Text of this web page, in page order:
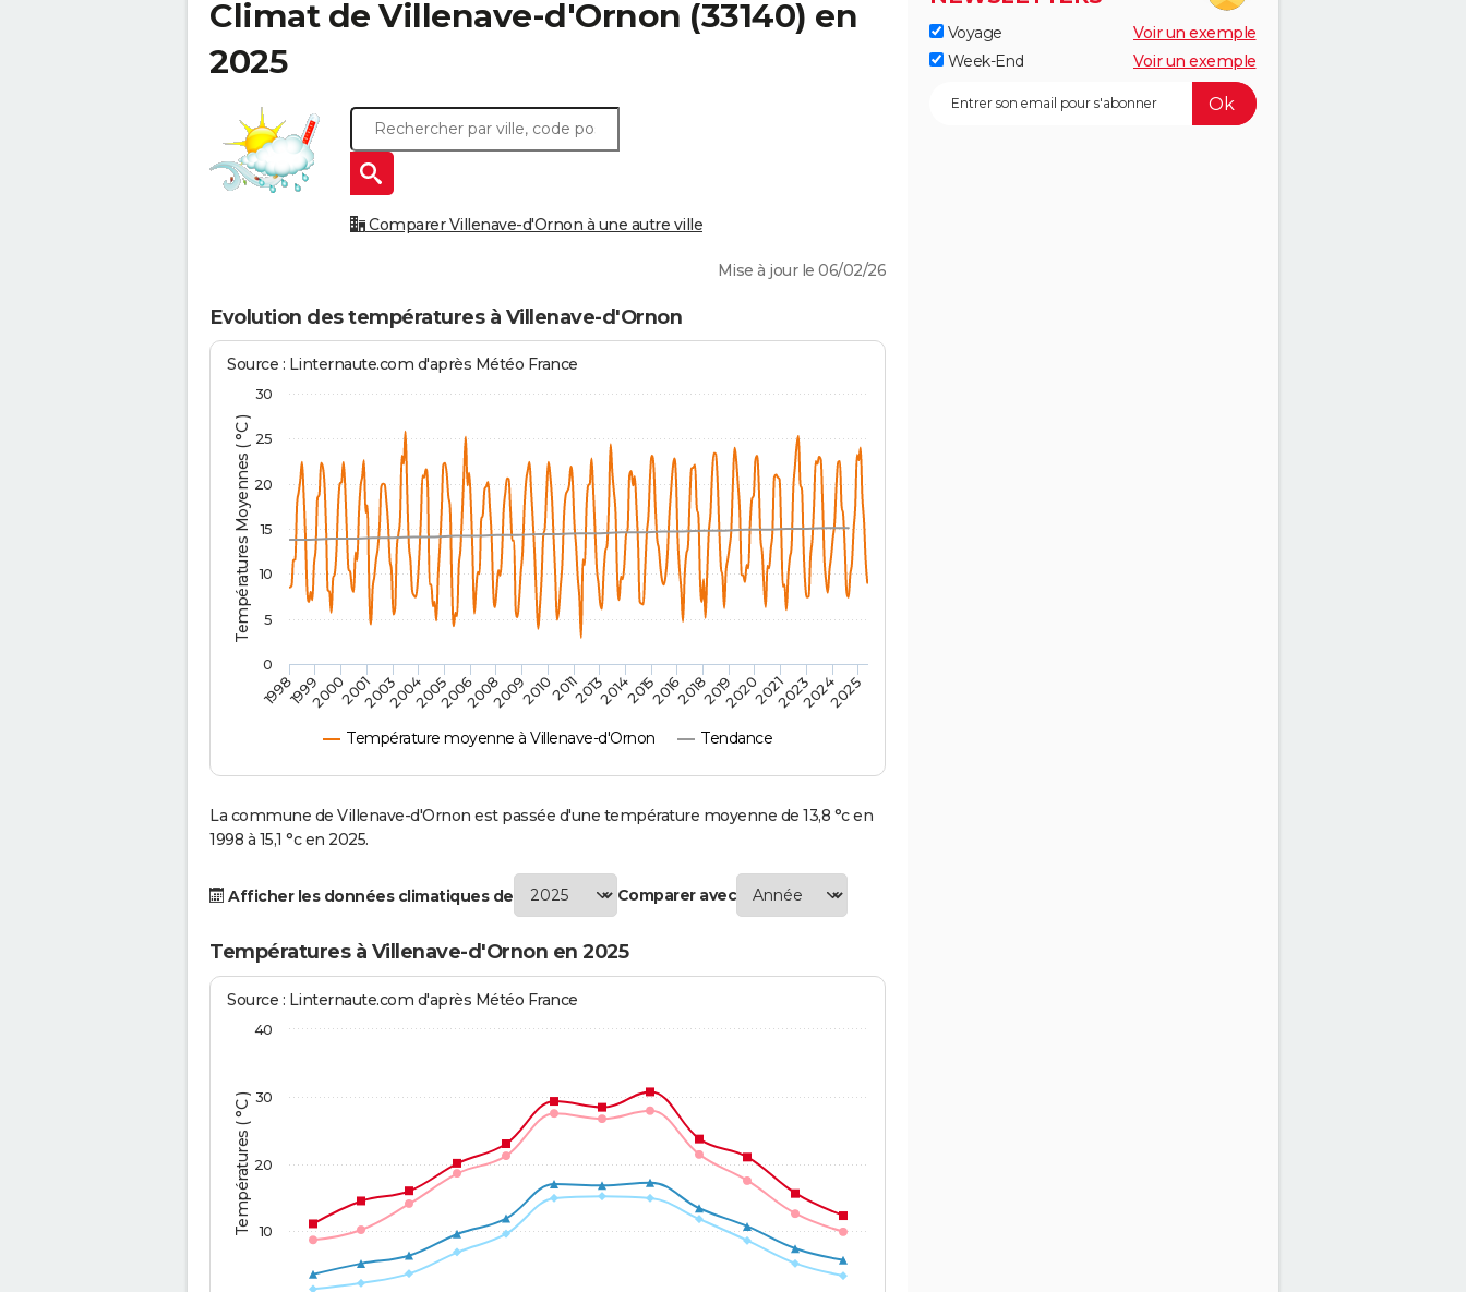
Climat de Villenave-d'Ornon (33140) en
2025
Comparer Villenave-d'Ornon à une autre ville
Mise à jour le 06/02/26
Evolution des températures à Villenave-d'Ornon
Températures Moyennes ( °C )
Source : Linternaute.com d'après Météo France
Température moyenne à Villenave-d'Ornon Tendance
1998 2014
199920002001200320042005200620082009201020112013 201520162018201920202021202320242025
0
5
10
15
20
25
30
La commune de Villenave-d'Ornon est passée d'une température moyenne de 13,8 °c en
1998 à 15,1 °c en 2025.
Afficher les données climatiques de Comparer avec
Températures à Villenave-d'Ornon en 2025
Températures ( °C )
Source : Linternaute.com d'après Météo France
10
20
30
40
Voyage
Voir un exemple
Week-End
Voir un exemple